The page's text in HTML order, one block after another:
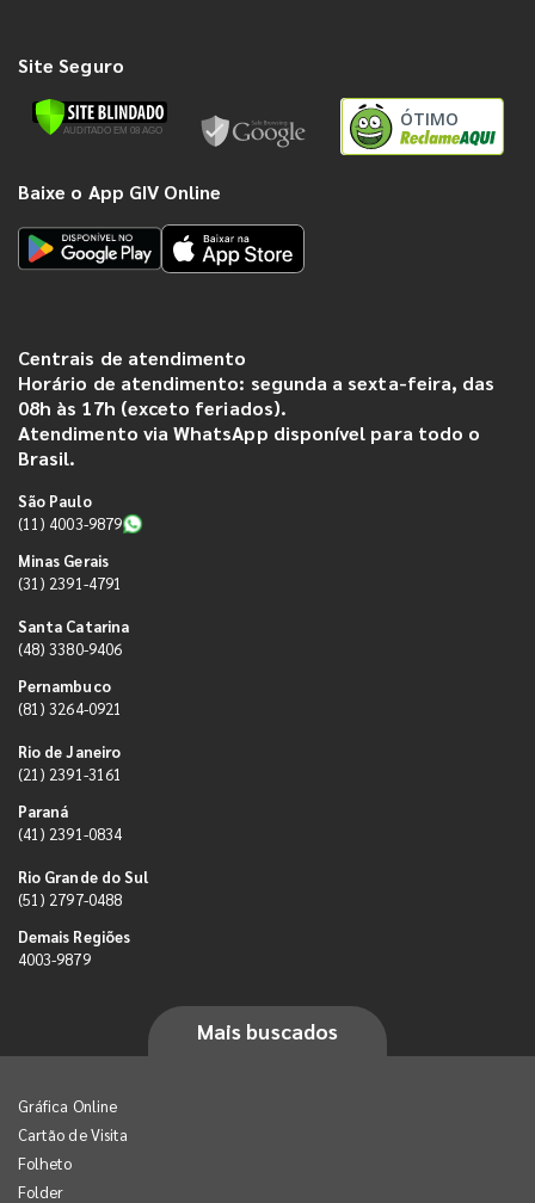
Site Seguro
ÓTIMO
Baixe o App GIV Online
Centrais de atendimento
Horário de atendimento: segunda a sexta-feira, das
08h às 17h (exceto feriados).
Atendimento via WhatsApp disponível para todo o
Brasil.
São Paulo
(11) 4003-9879
Minas Gerais
(31) 2391-4791
Santa Catarina
(48) 3380-9406
Pernambuco
(81) 3264-0921
Rio de Janeiro
(21) 2391-3161
Paraná
(41) 2391-0834
Rio Grande do Sul
(51) 2797-0488
Demais Regiões
4003-9879
Mais buscados
Gráfica Online
Cartão de Visita
Folheto
Folder